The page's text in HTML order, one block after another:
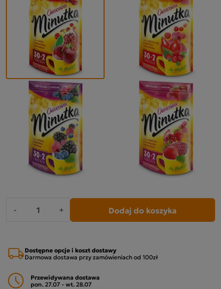
- + Dodaj do koszyka
Dostępne opcje i koszt dostawy
Darmowa dostawa przy zamówieniach od 100zł
Przewidywana dostawa
pon. 27.07 - wt. 28.07